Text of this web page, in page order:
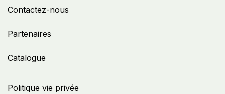
Politique vie privée
Contactez-nous
Partenaires
Catalogue